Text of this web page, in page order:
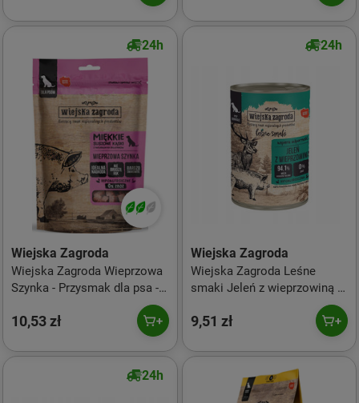
24h
Wiejska Zagroda
Wiejska Zagroda Wieprzowa
Szynka - Przysmak dla psa -
10,53 zł
24h
Wiejska Zagroda
Wiejska Zagroda Leśne
smaki Jeleń z wieprzowiną -
mokra karma dla psa - 400g
9,51 zł
24h